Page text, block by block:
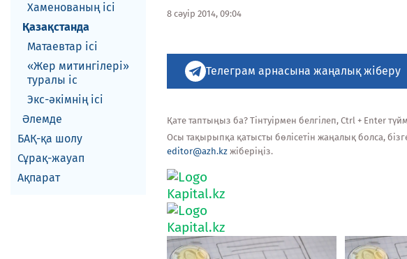
Хаменованың ісі
Қазақстанда
Матаевтар ici
«Жер митингілері»
туралы іс
Экс-әкiмнiң iсi
Әлемде
БАҚ-қа шолу
Сұрақ-жауап
Ақпарат
8 сәуір 2014, 09:04
Телеграм арнасына жаңалық жіберу
Қате таптыңыз ба? Тінтуірмен белгілеп, Ctrl + Enter
Осы тақырыпқа қатысты бөлісетін жаңалық болса,
editor@azh.kz жіберіңіз.